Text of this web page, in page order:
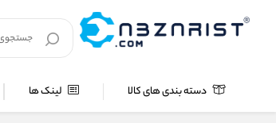
دسته بندی های کالا لینک ها